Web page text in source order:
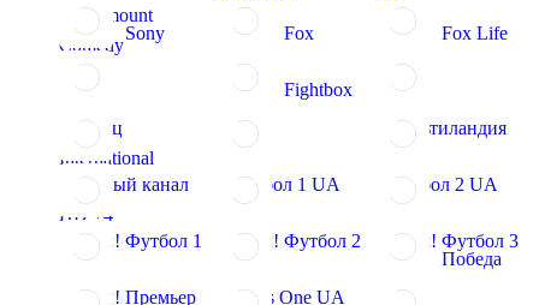
Paramount
Comedy
Sony Fox Fox Life
Перец
International
Fightbox
Мультиландия
Первый канал
HD +4
Футбол 1 UA Футбол 2 UA
Матч! Футбол 1 Матч! Футбол 2 Матч! Футбол 3
Матч! Премьер News One UA
Победа